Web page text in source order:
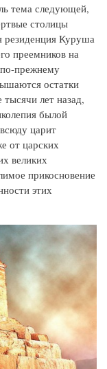
тема следующей,
столицы
Куруша
преемников на
прежнему
остатки
лет назад,
былой
царит
от царских
великих
прикосновение
этих